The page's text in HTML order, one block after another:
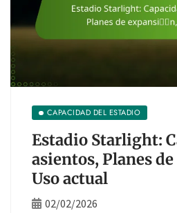
CAPACIDAD DEL ESTADIO
Estadio Starlight:
asientos, Planes
Uso actual
02/02/2026